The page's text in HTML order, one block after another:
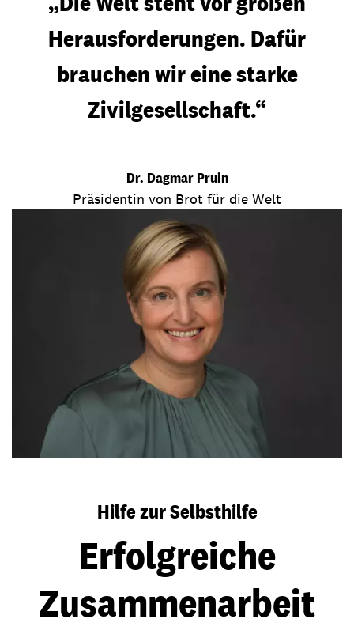
Herausforderungen. Dafür
brauchen wir eine starke
Zivilgesellschaft.“
Dr. Dagmar Pruin
Präsidentin von Brot für die Welt
Hilfe zur Selbsthilfe
Erfolgreiche
Zusammenarbeit